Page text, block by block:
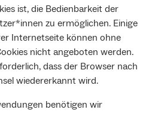
ist, die Bedienbarkeit der
zu ermöglichen. Einige
Internetseite können ohne
nicht angeboten werden.
dass der Browser nach
wiedererkannt wird.
benötigen wir